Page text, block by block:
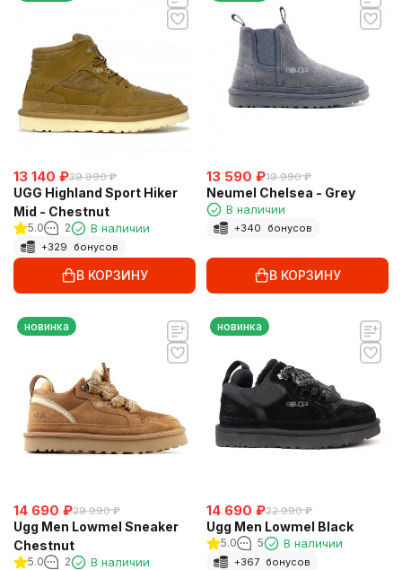
13 140 ₽39 990 ₽
UGG Highland Sport Hiker
Mid - Chestnut
5.0 2 В наличии
+329 бонусов
В КОРЗИНУ
13 590 ₽19 990 ₽
Neumel Chelsea - Grey
В наличии
+340 бонусов
В КОРЗИНУ
новинка
14 690 ₽29 990 ₽
Ugg Men Lowmel Sneaker
Chestnut
5.0 2 В наличии
новинка
14 690 ₽22 990 ₽
Ugg Men Lowmel Black
5.0 5 В наличии
+367 бонусов